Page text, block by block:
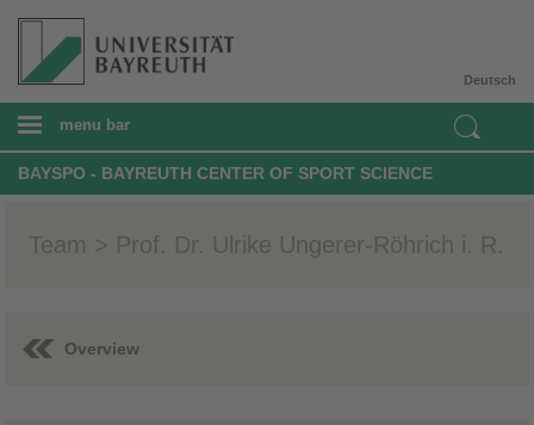
Deutsch
menu bar
BAYSPO - BAYREUTH CENTER OF SPORT SCIENCE
Team > Prof. Dr. Ulrike Ungerer-Röhrich i. R.
Overview